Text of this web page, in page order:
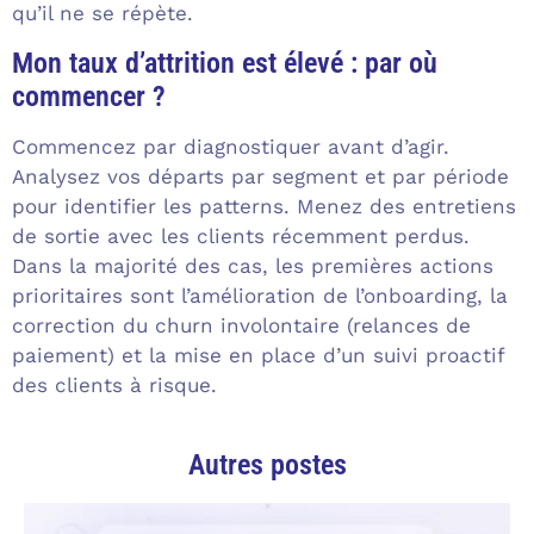
qu’il ne se répète.
Mon taux d’attrition est élevé : par où
commencer ?
Commencez par diagnostiquer avant d’agir.
Analysez vos départs par segment et par période
pour identifier les patterns. Menez des entretiens
de sortie avec les clients récemment perdus.
Dans la majorité des cas, les premières actions
prioritaires sont l’amélioration de l’onboarding, la
correction du churn involontaire (relances de
paiement) et la mise en place d’un suivi proactif
des clients à risque.
Autres postes